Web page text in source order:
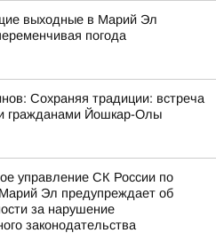
выходные в Марий Эл
погода
Сохраняя традиции: встреча
гражданами Йошкар-Олы
управление СК России по
Эл предупреждает об
за нарушение
законодательства